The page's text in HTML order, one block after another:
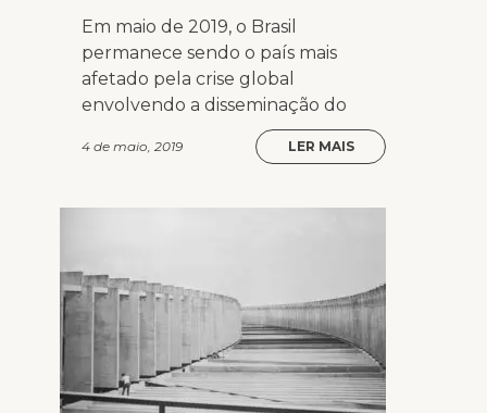
Em maio de 2019, o Brasil
permanece sendo o país mais
afetado pela crise global
envolvendo a disseminação do
4 de maio, 2019 LER MAIS